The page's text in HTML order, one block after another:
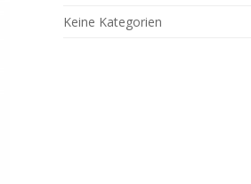
Keine Kategorien